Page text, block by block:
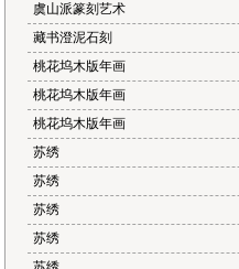
虞山派篆刻艺术
藏书澄泥石刻
桃花坞木版年画
桃花坞木版年画
桃花坞木版年画
苏绣
苏绣
苏绣
苏绣